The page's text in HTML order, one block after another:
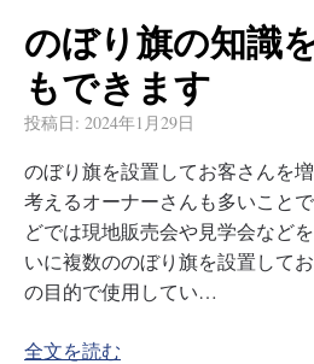
のぼり旗の知識
もできます
投稿日: 2024年1月29日
のぼり旗を設置してお客さんを
考えるオーナーさんも多いこと
どでは現地販売会や見学会など
いに複数ののぼり旗を設置して
の目的で使用してい…
全文を読む